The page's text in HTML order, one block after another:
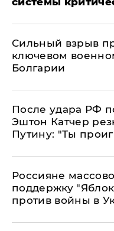
Сильный взрыв
ключевом
Болгарии
После удара РФ
Эштон Катчер
Путину: "Ты
Россияне
поддержку
против войны в